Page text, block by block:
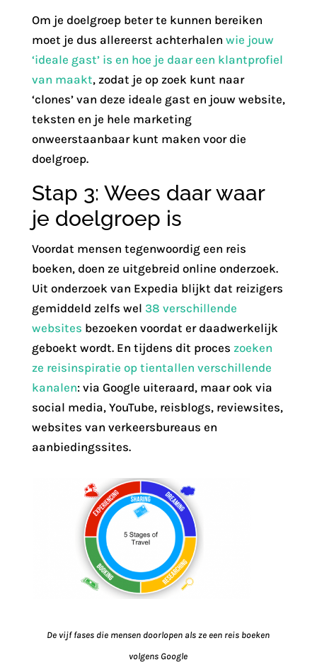
Om je doelgroep beter te kunnen bereiken
moet je dus allereerst achterhalen wie jouw
‘ideale gast’ is en hoe je daar een klantprofiel
van maakt, zodat je op zoek kunt naar
‘clones’ van deze ideale gast en jouw website,
teksten en je hele marketing
onweerstaanbaar kunt maken voor die
doelgroep.
Stap 3: Wees daar waar
je doelgroep is
Voordat mensen tegenwoordig een reis
boeken, doen ze uitgebreid online onderzoek.
Uit onderzoek van Expedia blijkt dat reizigers
gemiddeld zelfs wel 38 verschillende
websites bezoeken voordat er daadwerkelijk
geboekt wordt. En tijdens dit proces zoeken
ze reisinspiratie op tientallen verschillende
kanalen: via Google uiteraard, maar ook via
social media, YouTube, reisblogs, reviewsites,
websites van verkeersbureaus en
aanbiedingssites.
De vijf fases die mensen doorlopen als ze een reis boeken
volgens Google